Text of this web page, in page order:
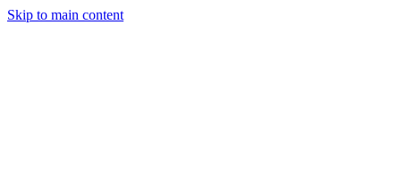
Skip to main content